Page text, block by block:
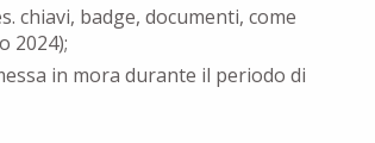
chiavi, badge, documenti, come
2024);
in mora durante il periodo di